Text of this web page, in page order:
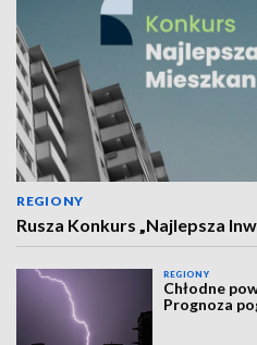
REGIONY
Rusza Konkurs „Najlepsza
REGIONY
Chłodne
Prognoza